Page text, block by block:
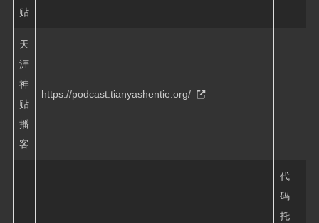
贴
天
涯
神
贴
播
客
https://podcast.tianyashentie.org/
代
码
托